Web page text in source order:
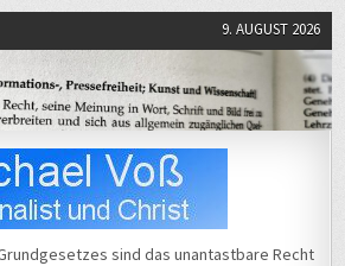
9. AUGUST 2026
sind das unantastbare Recht